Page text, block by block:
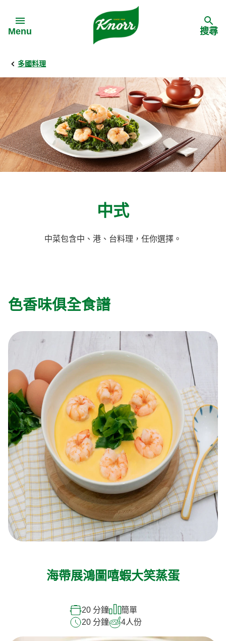
Menu
Back
食譜靈感
料理食材
料理方式
Back
家樂牌產品
家樂牌純鮮雞粉
家樂牌雞粉
家樂牌雞汁
家樂牌鮮露
家樂牌鷹粟粉
家樂牌雞湯粒
家樂牌純鮮清雞湯
Back
主頁
背景
甚麼是愛環境食材
愛環境食材篩選條件
搜尋
多國料理
中式
中菜包含中、港、台料理，任你選擇。
色香味俱全食譜
海帶展鴻圖嘻蝦大笑蒸蛋
20 分鐘
簡單
20 分鐘
4人份